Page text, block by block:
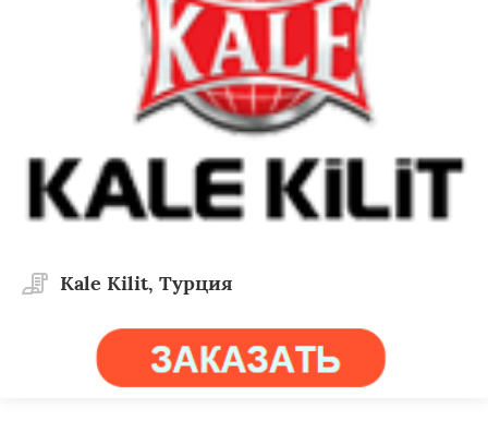
Kale Kilit, Турция